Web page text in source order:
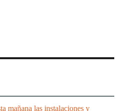
mañana las instalaciones y